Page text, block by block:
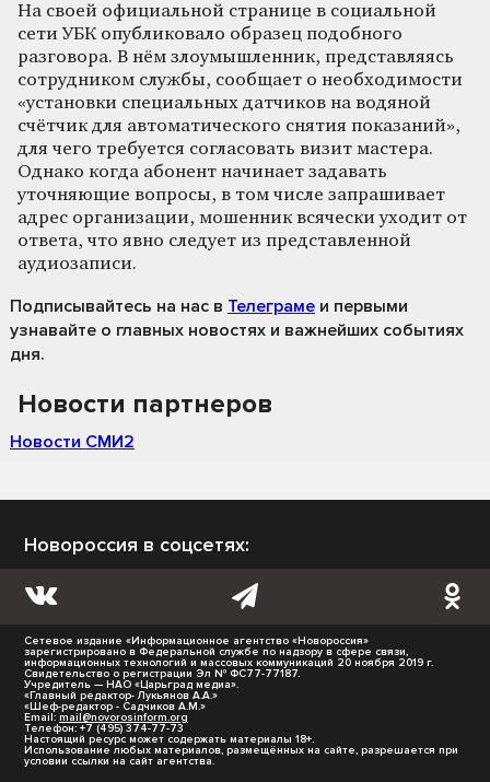
На своей официальной странице в социальной
сети УБК опубликовало образец подобного
разговора. В нём злоумышленник, представляясь
сотрудником службы, сообщает о необходимости
«установки специальных датчиков на водяной
счётчик для автоматического снятия показаний»,
для чего требуется согласовать визит мастера.
Однако когда абонент начинает задавать
уточняющие вопросы, в том числе запрашивает
адрес организации, мошенник всячески уходит от
ответа, что явно следует из представленной
аудиозаписи.
Подписывайтесь на нас в Телеграме и первыми
узнавайте о главных новостях и важнейших событиях
дня.
Новости партнеров
Новости СМИ2
Новороссия в соцсетях:
Сетевое издание «Информационное агентство «Новороссия»
зарегистрировано в Федеральной службе по надзору в сфере связи,
информационных технологий и массовых коммуникаций 20 ноября 2019 г.
Свидетельство о регистрации Эл № ФС77-77187.
Учредитель — НАО «Царьград медиа».
«Главный редактор- Лукьянов А.А.»
«Шеф-редактор - Садчиков А.М.»
Email: mail@novorosinform.org
Телефон: +7 (495) 374-77-73
Настоящий ресурс может содержать материалы 18+.
Использование любых материалов, размещённых на сайте, разрешается при
условии ссылки на сайт агентства.